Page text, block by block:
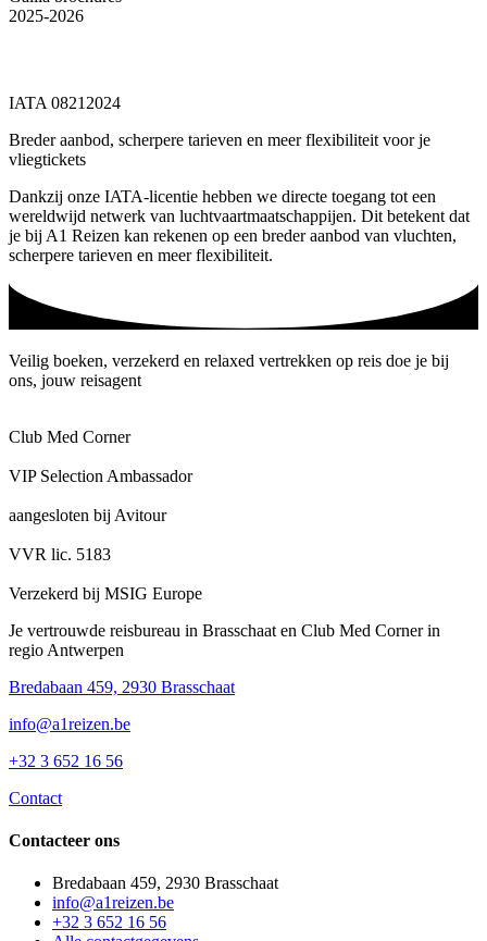
2025-2026
IATA 08212024
Breder aanbod, scherpere tarieven en meer flexibiliteit voor je
vliegtickets
Dankzij onze IATA-licentie hebben we directe toegang tot een
wereldwijd netwerk van luchtvaartmaatschappijen. Dit betekent dat
je bij A1 Reizen kan rekenen op een breder aanbod van vluchten,
scherpere tarieven en meer flexibiliteit.
Veilig boeken, verzekerd en relaxed vertrekken op reis doe je bij
ons, jouw reisagent
Club Med Corner
VIP Selection Ambassador
aangesloten bij Avitour
VVR lic. 5183
Verzekerd bij MSIG Europe
Je vertrouwde reisbureau in Brasschaat en Club Med Corner in
regio Antwerpen
Bredabaan 459, 2930 Brasschaat
info@a1reizen.be
+32 3 652 16 56
Contact
Contacteer ons
Bredabaan 459, 2930 Brasschaat
info@a1reizen.be
+32 3 652 16 56